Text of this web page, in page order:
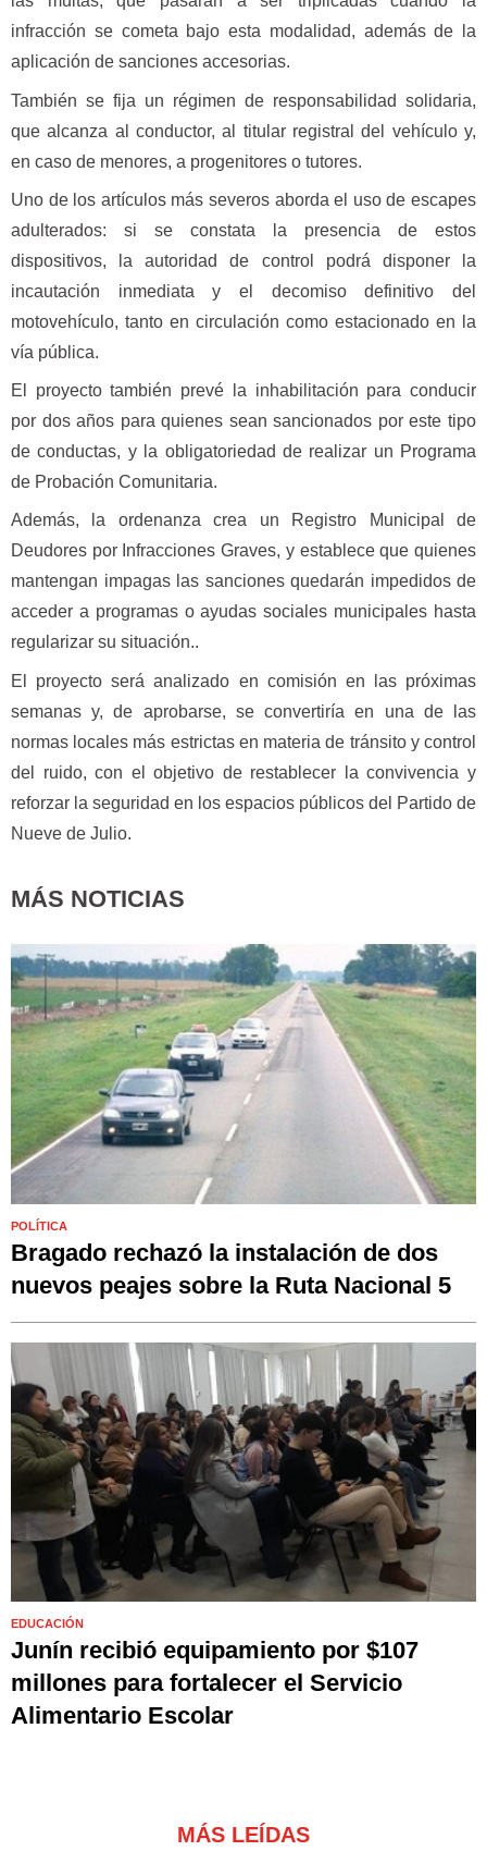
infracción se cometa bajo esta modalidad, además de la
aplicación de sanciones accesorias.
También se fija un régimen de responsabilidad solidaria,
que alcanza al conductor, al titular registral del vehículo y,
en caso de menores, a progenitores o tutores.
Uno de los artículos más severos aborda el uso de escapes
adulterados: si se constata la presencia de estos
dispositivos, la autoridad de control podrá disponer la
incautación inmediata y el decomiso definitivo del
motovehículo, tanto en circulación como estacionado en la
vía pública.
El proyecto también prevé la inhabilitación para conducir
por dos años para quienes sean sancionados por este tipo
de conductas, y la obligatoriedad de realizar un Programa
de Probación Comunitaria.
Además, la ordenanza crea un Registro Municipal de
Deudores por Infracciones Graves, y establece que quienes
mantengan impagas las sanciones quedarán impedidos de
acceder a programas o ayudas sociales municipales hasta
regularizar su situación..
El proyecto será analizado en comisión en las próximas
semanas y, de aprobarse, se convertiría en una de las
normas locales más estrictas en materia de tránsito y control
del ruido, con el objetivo de restablecer la convivencia y
reforzar la seguridad en los espacios públicos del Partido de
Nueve de Julio.
MÁS NOTICIAS
POLÍTICA
Bragado rechazó la instalación de dos
nuevos peajes sobre la Ruta Nacional 5
EDUCACIÓN
Junín recibió equipamiento por $107
millones para fortalecer el Servicio
Alimentario Escolar
MÁS LEÍDAS